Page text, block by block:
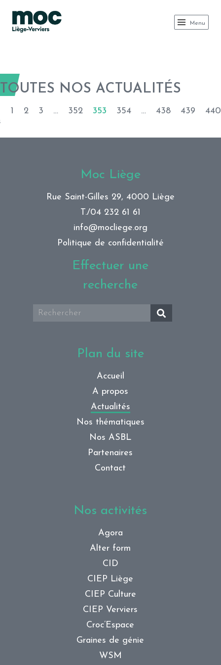
MOC LIÈGE
Menu
TOUTES NOS ACTUALITÉS
1 2 3 … 352 353 354 … 438 439 440
Moc Liège
Rue Saint-Gilles 29, 4000 Liège
T./04 232 61 61
info@mocliege.org
Politique de confidentialité
Effectuer une
recherche
Plan du site
Accueil
A propos
Actualités
Nos thématiques
Nos ASBL
Partenaires
Contact
Nos activités
Agora
Alter form
CID
CIEP Liège
CIEP Culture
CIEP Verviers
Croc’Espace
Graines de génie
WSM